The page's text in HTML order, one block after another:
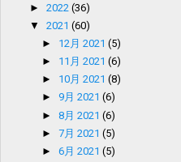
► 2022 (36)
▼ 2021 (60)
► 12月 2021(5)
► 11月 2021(6)
► 10月 2021(8)
► 9月 2021(6)
►8月 2021(6)
►7月 2021(5)
►6月 2021(5)